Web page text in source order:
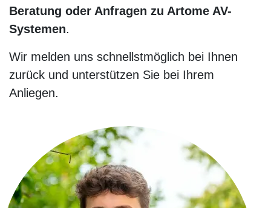
Beratung oder Anfragen zu Artome AV-
Systemen.
Wir melden uns schnellstmöglich bei Ihnen
zurück und unterstützen Sie bei Ihrem
Anliegen.